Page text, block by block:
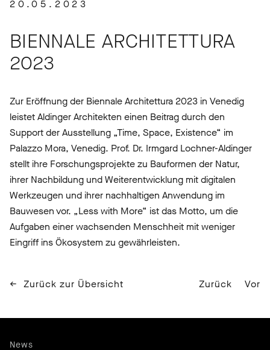
20.05.2023
BIENNALE ARCHITETTURA
2023
Zur Eröffnung der Biennale Architettura 2023 in Venedig
leistet Aldinger Architekten einen Beitrag durch den
Support der Ausstellung „Time, Space, Existence“ im
Palazzo Mora, Venedig. Prof. Dr. Irmgard Lochner-Aldinger
stellt ihre Forschungsprojekte zu Bauformen der Natur,
ihrer Nachbildung und Weiterentwicklung mit digitalen
Werkzeugen und ihrer nachhaltigen Anwendung im
Bauwesen vor. „Less with More“ ist das Motto, um die
Aufgaben einer wachsenden Menschheit mit weniger
Eingriff ins Ökosystem zu gewährleisten.
Zurück zur Übersicht Zurück Vor
News